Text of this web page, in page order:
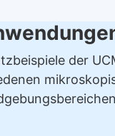
der